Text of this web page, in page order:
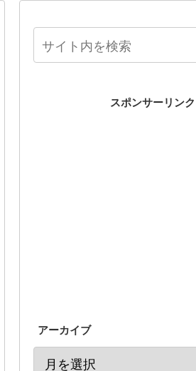
スポンサーリンク
アーカイブ